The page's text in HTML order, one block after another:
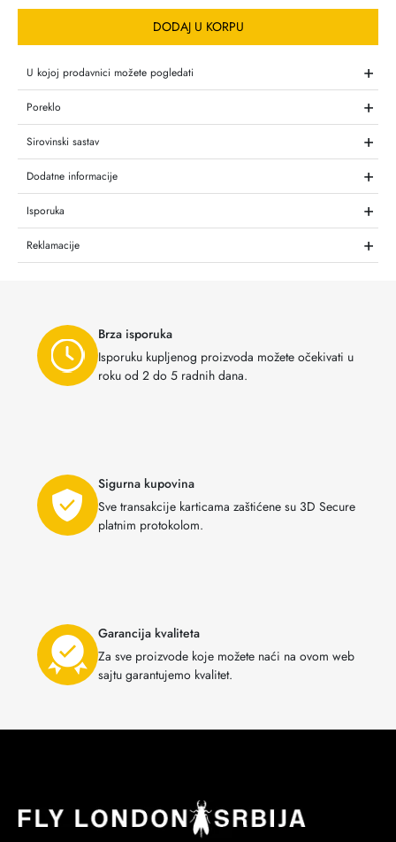
DODAJ U KORPU
U kojoj prodavnici možete pogledati +
Poreklo +
Sirovinski sastav +
Dodatne informacije +
Isporuka +
Reklamacije +
Brza isporuka
Isporuku kupljenog proizvoda možete očekivati u
roku od 2 do 5 radnih dana.
Sigurna kupovina
Sve transakcije karticama zaštićene su 3D Secure
platnim protokolom.
Garancija kvaliteta
Za sve proizvode koje možete naći na ovom web
sajtu garantujemo kvalitet.